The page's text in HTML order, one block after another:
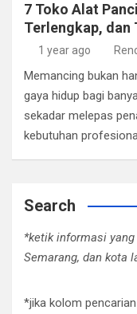
7 Toko Alat
Terlengkap, dan
1 year ago
Memancing bukan
gaya hidup bagi
sekadar melepas
kebutuhan
Search
*ketik informasi yang
Semarang, dan kota
*jika kolom